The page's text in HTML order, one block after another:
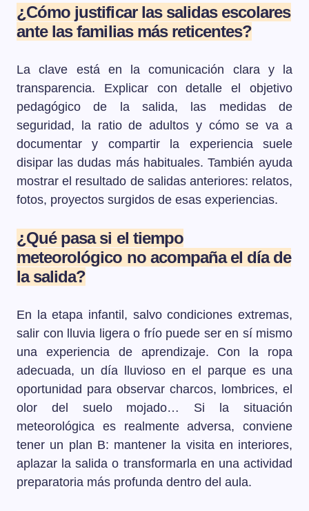
¿Cómo justificar las salidas escolares
ante las familias más reticentes?
La clave está en la comunicación clara y la
transparencia. Explicar con detalle el objetivo
pedagógico de la salida, las medidas de
seguridad, la ratio de adultos y cómo se va a
documentar y compartir la experiencia suele
disipar las dudas más habituales. También ayuda
mostrar el resultado de salidas anteriores: relatos,
fotos, proyectos surgidos de esas experiencias.
¿Qué pasa si el tiempo
meteorológico no acompaña el día de
la salida?
En la etapa infantil, salvo condiciones extremas,
salir con lluvia ligera o frío puede ser en sí mismo
una experiencia de aprendizaje. Con la ropa
adecuada, un día lluvioso en el parque es una
oportunidad para observar charcos, lombrices, el
olor del suelo mojado… Si la situación
meteorológica es realmente adversa, conviene
tener un plan B: mantener la visita en interiores,
aplazar la salida o transformarla en una actividad
preparatoria más profunda dentro del aula.